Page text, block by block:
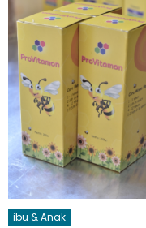
ibu & Anak